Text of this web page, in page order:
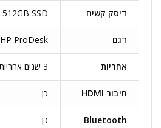
דיסק קשיח 512GB SSD
דגם HP ProDesk
אחריות 3 שנים אחריות יצרן באתר הלקוח
חיבור HDMI כן
Bluetooth כן